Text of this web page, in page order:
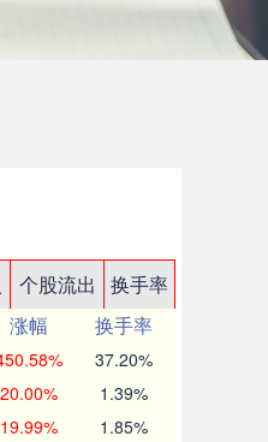
个股流出
换手率
涨幅
换手率
37.20%
20.00% 1.39%
19.99% 1.85%